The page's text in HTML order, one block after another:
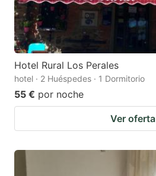
Hotel Rural Los Perales
hotel · 2 Huéspedes · 1 Dormitorio
55 € por noche
Ver oferta